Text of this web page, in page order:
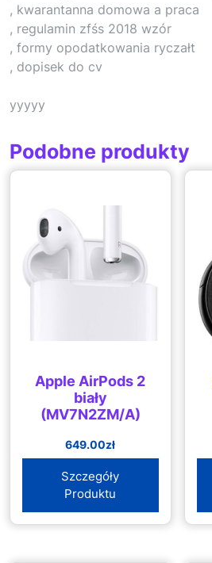
, kwarantanna domowa a praca
, regulamin zfśs 2018 wzór
, formy opodatkowania ryczałt
, dopisek do cv
yyyyy
Podobne produkty
Apple AirPods 2
biały
(MV7N2ZM/A)
649.00zł
Szczegóły
Produktu